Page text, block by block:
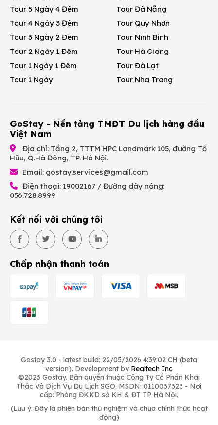
Tour 5 Ngày 4 Đêm
Tour 4 Ngày 3 Đêm
Tour 3 Ngày 2 Đêm
Tour 2 Ngày 1 Đêm
Tour 1 Ngày 1 Đêm
Tour 1 Ngày
Tour Đà Nẵng
Tour Quy Nhơn
Tour Ninh Bình
Tour Hà Giang
Tour Đà Lạt
Tour Nha Trang
GoStay - Nền tảng TMĐT Du lịch hàng đầu
Việt Nam
Địa chỉ: Tầng 2, TTTM HPC Landmark 105, đường Tố
Hữu, Q.Hà Đông, TP. Hà Nội.
Email: gostay.services@gmail.com
Điện thoại: 19002167 / Đường dây nóng:
056.728.8999
Kết nối với chúng tôi
Chấp nhận thanh toán
Gostay 3.0 - latest build: 22/05/2026 4:39:02 CH (beta
version). Development by Realtech Inc
©2023 Gostay. Bản quyền thuộc Công Ty Cổ Phần Khai
Thác Và Dịch Vụ Du Lịch SGO. MSDN: 0110037323 - Nơi
cấp: Phòng ĐKKD sở KH & ĐT TP Hà Nội.
(Lưu ý: Đây là phiên bản thử nghiệm và chưa chính thức hoạt
động)